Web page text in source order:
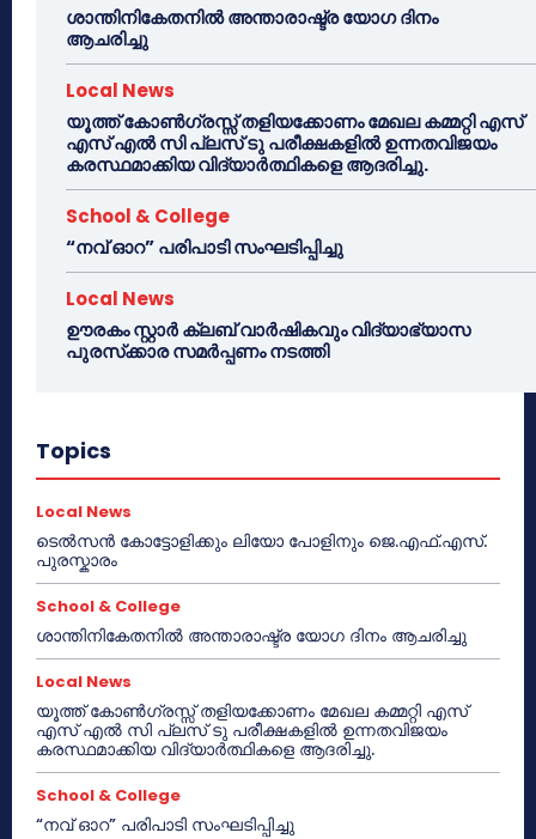
ശാന്തിനികേതനിൽ അന്താരാഷ്ട്ര യോഗ ദിനം
ആചരിച്ചു
Local News
യൂത്ത് കോൺഗ്രസ്സ് തളിയക്കോണം മേഖല കമ്മറ്റി എസ്
എസ് എൽ സി പ്ലസ് ടു പരീക്ഷകളിൽ ഉന്നതവിജയം
കരസ്ഥമാക്കിയ വിദ്യാർത്ഥികളെ ആദരിച്ചു.
School & College
“നവ് ഓറ” പരിപാടി സംഘടിപ്പിച്ചു
Local News
ഊരകം സ്റ്റാർ ക്ലബ് വാർഷികവും വിദ്യാഭ്യാസ
പുരസ്‌ക്കാര സമർപ്പണം നടത്തി
Topics
Local News
ടെൽസൻ കോട്ടോളിക്കും ലിയോ പോളിനും ജെ.എഫ്.എസ്.
പുരസ്കാരം
School & College
ശാന്തിനികേതനിൽ അന്താരാഷ്ട്ര യോഗ ദിനം ആചരിച്ചു
Local News
യൂത്ത് കോൺഗ്രസ്സ് തളിയക്കോണം മേഖല കമ്മറ്റി എസ്
എസ് എൽ സി പ്ലസ് ടു പരീക്ഷകളിൽ ഉന്നതവിജയം
കരസ്ഥമാക്കിയ വിദ്യാർത്ഥികളെ ആദരിച്ചു.
School & College
“നവ് ഓറ” പരിപാടി സംഘടിപ്പിച്ചു